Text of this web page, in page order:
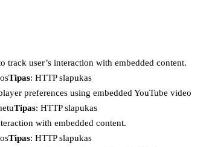
track user’s interaction with embedded content.
Tipas: HTTP slapukas
preferences using embedded YouTube video
Tipas: HTTP slapukas
with embedded content.
Tipas: HTTP slapukas